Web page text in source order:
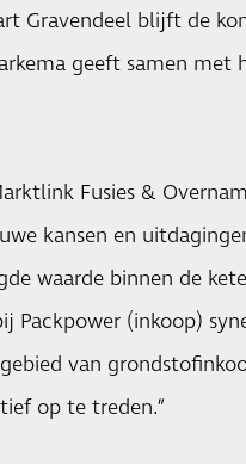
Gravendeel blijft de
geeft samen met
Fusies &
kansen en
waarde binnen de
Packpower (inkoop)
van
op te treden.”